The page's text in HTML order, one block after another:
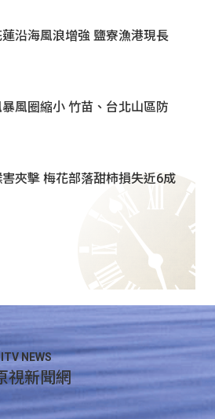
沿海風浪增強 鹽寮漁港現長
風圈縮小 竹苗、台北山區防
夾擊 梅花部落甜柿損失近6成
NEWS
視新聞網